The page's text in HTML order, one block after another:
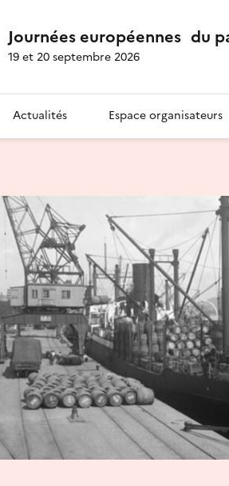
Journées européennes du
19 et 20 septembre 2026
Actualités Espace organisateurs